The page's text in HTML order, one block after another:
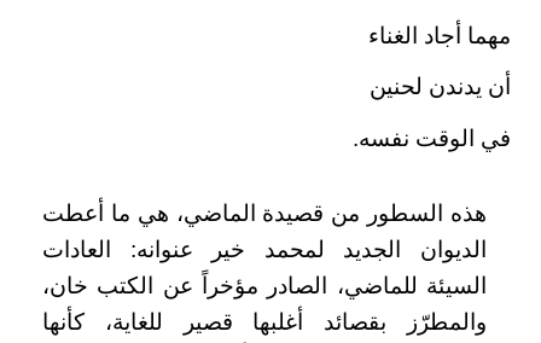
مهما أجاد الغناء
أن يدندن لحنين
في الوقت نفسه.
هذه السطور من قصيدة الماضي، هي ما أعطت
الديوان الجديد لمحمد خير عنوانه: العادات
السيئة للماضي، الصادر مؤخراً عن الكتب خان،
والمطرّز بقصائد أغلبها قصير للغاية، كأنها